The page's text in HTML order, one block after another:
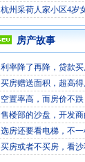
杭州采荷人家小区4岁
房产故事
利率降了再降，贷款买
买房赠送面积，超高得
空置率高，而房价不
售楼部的沙盘，开发
选房还要看电梯，不
买房或者不买房，看沙